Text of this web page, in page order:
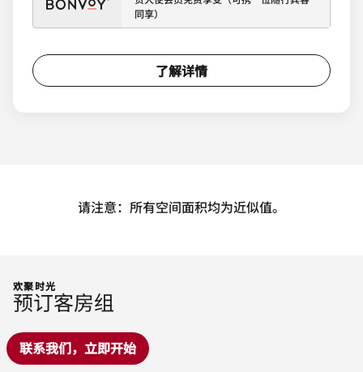
同享）
了解详情
请注意：所有空间面积均为近似值。
欢聚时光
预订客房组
联系我们，立即开始